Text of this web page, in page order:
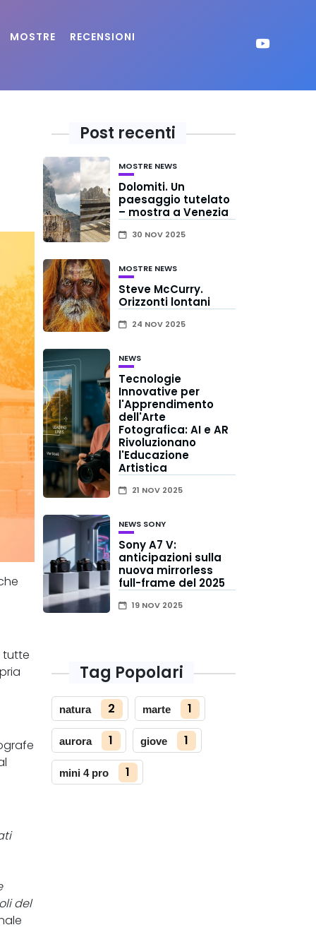
MOSTRE
RECENSIONI
tutte
del
Post recenti
MOSTRE NEWS
Dolomiti. Un
paesaggio tutelato
– mostra a Venezia
30 NOV 2025
MOSTRE NEWS
Steve McCurry.
Orizzonti lontani
24 NOV 2025
NEWS
Tecnologie
Innovative per
l'Apprendimento
dell'Arte
Fotografica: AI e AR
Rivoluzionano
l'Educazione
Artistica
21 NOV 2025
NEWS SONY
Sony A7 V:
anticipazioni sulla
nuova mirrorless
full-frame del 2025
19 NOV 2025
Tag Popolari
natura 2 marte 1
aurora 1 giove 1
mini 4 pro 1